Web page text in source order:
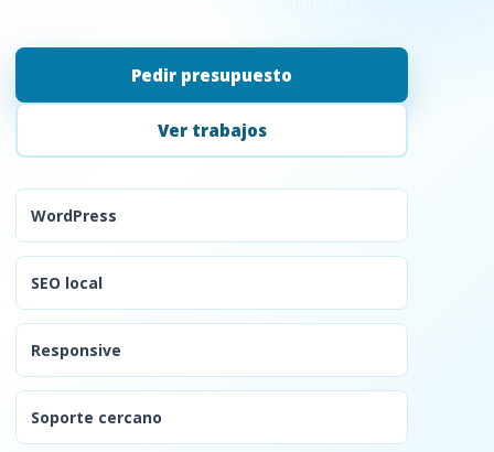
Pedir presupuesto
Ver trabajos
WordPress
SEO local
Responsive
Soporte cercano